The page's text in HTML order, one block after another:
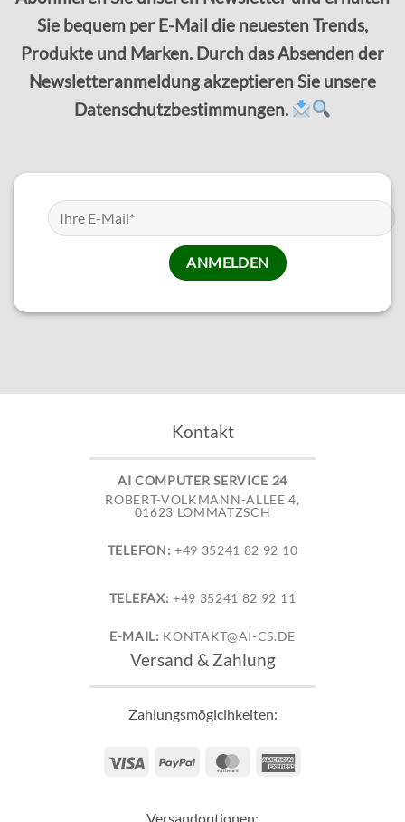
Sie bequem per E-Mail die neuesten Trends,
Produkte und Marken. Durch das Absenden der
Newsletteranmeldung akzeptieren Sie unsere
Datenschutzbestimmungen.
Kontakt
AI COMPUTER SERVICE 24
ROBERT-VOLKMANN-ALLEE 4,
01623 LOMMATZSCH
TELEFON: +49 35241 82 92 10
TELEFAX: +49 35241 82 92 11
E-MAIL: KONTAKT@AI-CS.DE
Versand & Zahlung
Zahlungsmöglcihkeiten:
Visa PayPal MasterCard
Versandoptionen: